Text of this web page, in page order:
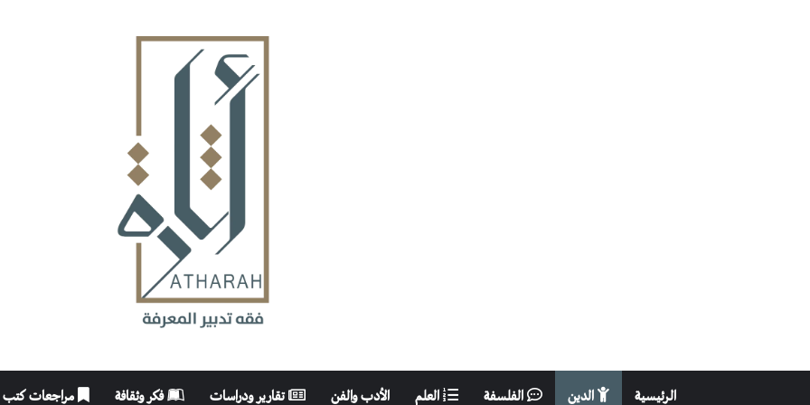
الرئيسية الدين الفلسفة العلم الأدب والفن تقارير ودراسات فكر وثقافة مراجعات كتب